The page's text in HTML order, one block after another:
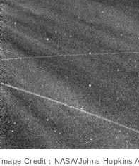
Image Credit：NASA/Johns Hopkins